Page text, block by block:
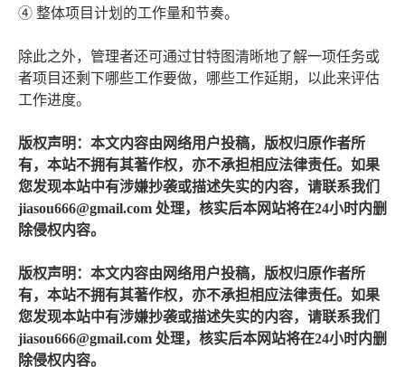
④ 整体项目计划的工作量和节奏。
除此之外，管理者还可通过甘特图清晰地了解一项任务或
者项目还剩下哪些工作要做，哪些工作延期，以此来评估
工作进度。
版权声明：本文内容由网络用户投稿，版权归原作者所
有，本站不拥有其著作权，亦不承担相应法律责任。如果
您发现本站中有涉嫌抄袭或描述失实的内容，请联系我们
jiasou666@gmail.com 处理，核实后本网站将在24小时内删
除侵权内容。
版权声明：本文内容由网络用户投稿，版权归原作者所
有，本站不拥有其著作权，亦不承担相应法律责任。如果
您发现本站中有涉嫌抄袭或描述失实的内容，请联系我们
jiasou666@gmail.com 处理，核实后本网站将在24小时内删
除侵权内容。